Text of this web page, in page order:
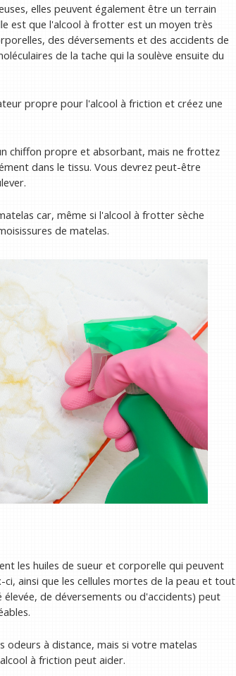
elles peuvent également être un terrain
est que l'alcool à frotter est un moyen très
des déversements et des accidents de
de la tache qui la soulève ensuite du
propre pour l'alcool à friction et créez une
chiffon propre et absorbant, mais ne frottez
dans le tissu. Vous devrez peut-être
car, même si l'alcool à frotter sèche
de matelas.
les huiles de sueur et corporelle qui peuvent
ainsi que les cellules mortes de la peau et tout
de déversements ou d'accidents) peut
à distance, mais si votre matelas
à friction peut aider.